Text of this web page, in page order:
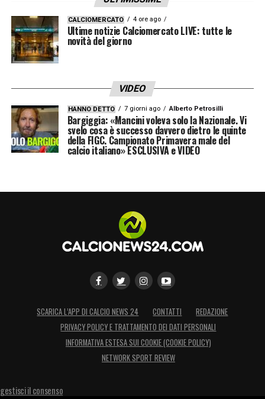
CALCIOMERCATO 4 ore ago
Ultime notizie Calciomercato LIVE: tutte le
novità del giorno
VIDEO
HANNO DETTO 7 giorni ago Alberto Petrosilli
Bargiggia: «Mancini voleva solo la Nazionale. Vi
svelo cosa è successo davvero dietro le quinte
della FIGC. Campionato Primavera male del
calcio italiano» ESCLUSIVA e VIDEO
SCARICA L’APP DI CALCIO NEWS 24 CONTATTI
REDAZIONE
PRIVACY POLICY E TRATTAMENTO DEI DATI PERSONALI
INFORMATIVA ESTESA SUI COOKIE (COOKIE POLICY)
NETWORK SPORT REVIEW
gestisci il consenso